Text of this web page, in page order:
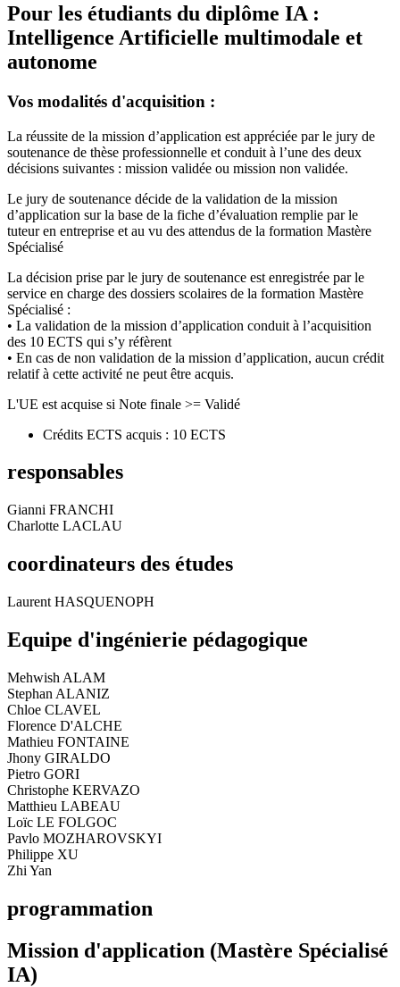
Pour les étudiants du diplôme IA :
Intelligence Artificielle multimodale et
autonome
Vos modalités d'acquisition :
La réussite de la mission d’application est appréciée par le jury de
soutenance de thèse professionnelle et conduit à l’une des deux
décisions suivantes : mission validée ou mission non validée.
Le jury de soutenance décide de la validation de la mission
d’application sur la base de la fiche d’évaluation remplie par le
tuteur en entreprise et au vu des attendus de la formation Mastère
Spécialisé
La décision prise par le jury de soutenance est enregistrée par le
service en charge des dossiers scolaires de la formation Mastère
Spécialisé :
• La validation de la mission d’application conduit à l’acquisition
des 10 ECTS qui s’y réfèrent
• En cas de non validation de la mission d’application, aucun crédit
relatif à cette activité ne peut être acquis.
L'UE est acquise si Note finale >= Validé
Crédits ECTS acquis : 10 ECTS
responsables
Gianni FRANCHI
Charlotte LACLAU
coordinateurs des études
Laurent HASQUENOPH
Equipe d'ingénierie pédagogique
Mehwish ALAM
Stephan ALANIZ
Chloe CLAVEL
Florence D'ALCHE
Mathieu FONTAINE
Jhony GIRALDO
Pietro GORI
Christophe KERVAZO
Matthieu LABEAU
Loïc LE FOLGOC
Pavlo MOZHAROVSKYI
Philippe XU
Zhi Yan
programmation
Mission d'application (Mastère Spécialisé
IA)